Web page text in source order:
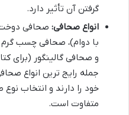
گرفتن آن تأثیر دارد.
انواع صحافی: صحافی
با دوام)، صحافی چسب گرم
و صحافی گالینگور (برای
جمله رایج ترین انواع
خود را دارند و انتخاب
متفاوت است.